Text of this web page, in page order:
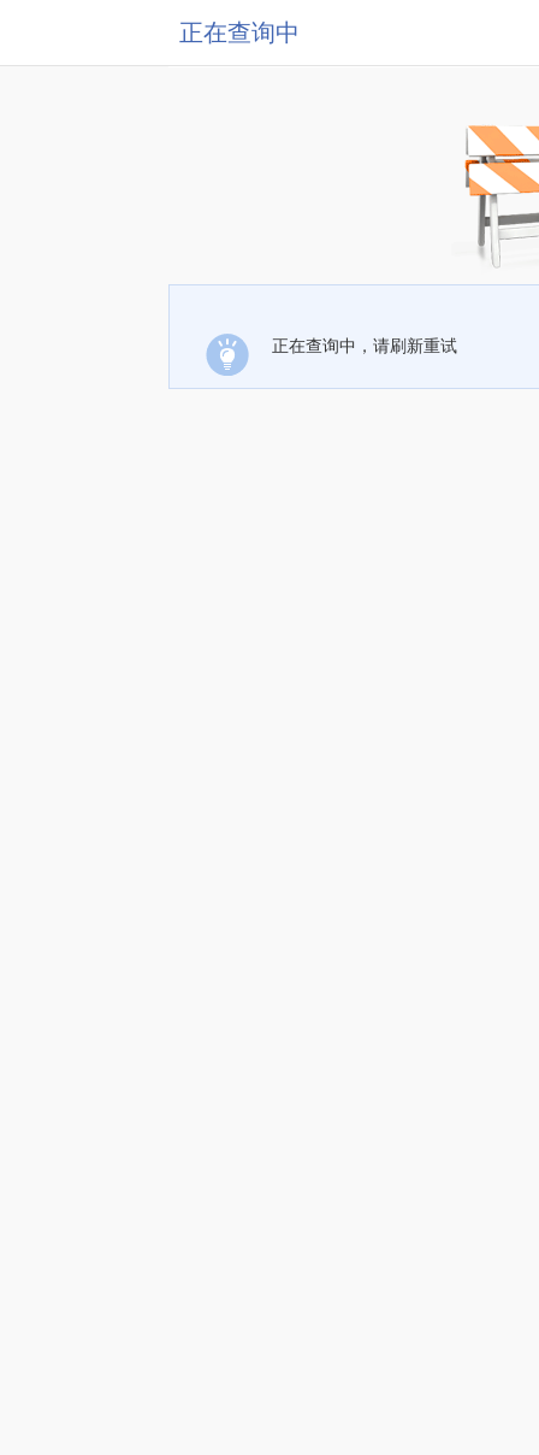
正在查询中
正在查询中，请刷新重试